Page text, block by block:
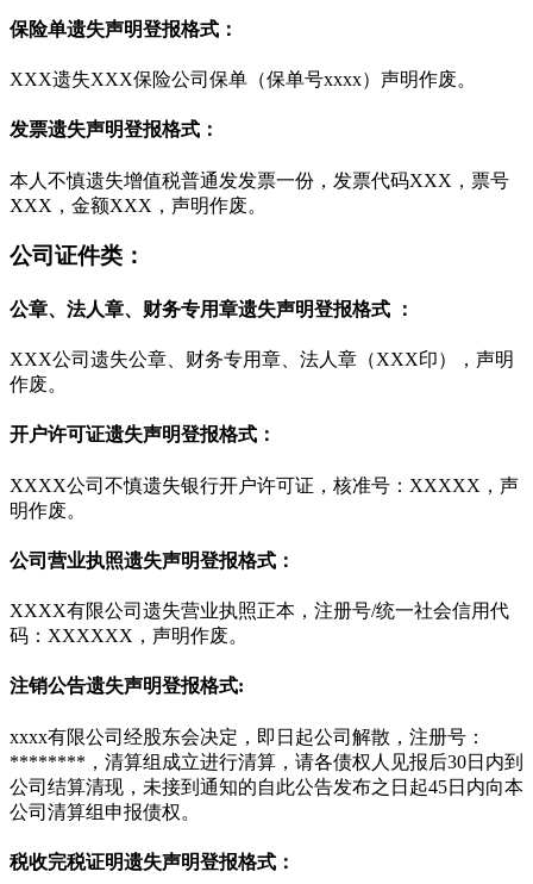
保险单遗失声明登报格式：
XXX遗失XXX保险公司保单（保单号xxxx）声明作废。
发票遗失声明登报格式：
本人不慎遗失增值税普通发发票一份，发票代码XXX，票号
XXX，金额XXX，声明作废。
公司证件类：
公章、法人章、财务专用章遗失声明登报格式 ：
XXX公司遗失公章、财务专用章、法人章（XXX印），声明
作废。
开户许可证遗失声明登报格式：
XXXX公司不慎遗失银行开户许可证，核准号：XXXXX，声
明作废。
公司营业执照遗失声明登报格式：
XXXX有限公司遗失营业执照正本，注册号/统一社会信用代
码：XXXXXX，声明作废。
注销公告遗失声明登报格式:
xxxx有限公司经股东会决定，即日起公司解散，注册号：
********，清算组成立进行清算，请各债权人见报后30日内到
公司结算清现，未接到通知的自此公告发布之日起45日内向本
公司清算组申报债权。
税收完税证明遗失声明登报格式：